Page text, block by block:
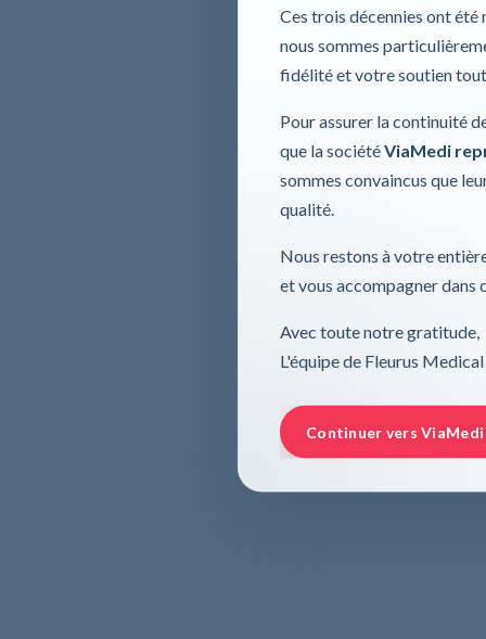
Ces trois décennies ont
nous sommes
fidélité et votre soutien
Pour assurer la continuité
que la sociétéViaMedi
sommes convaincus que
qualité.
Nous restons à votre
et vous accompagner dans
Avec toute notre gratitude,
L'équipe de Fleurus Medical
Continuer vers ViaMedi